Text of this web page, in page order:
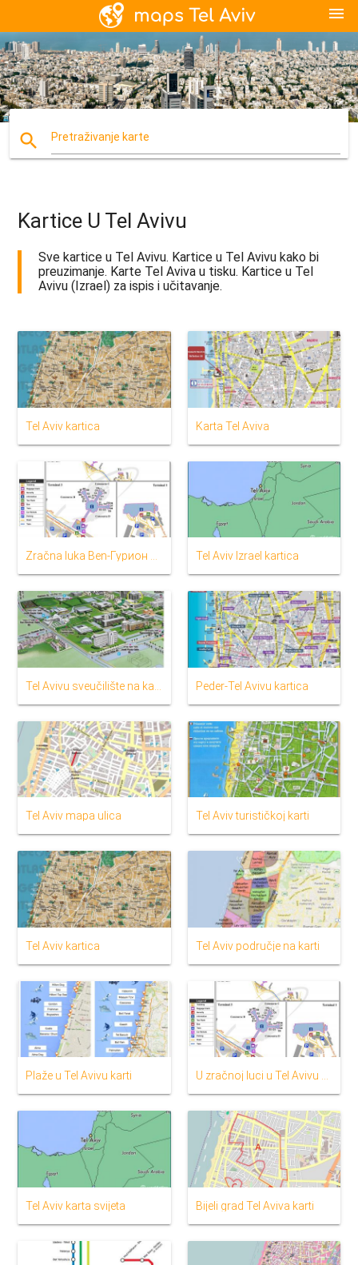
menu
search Pretraživanje karte
Kartice U Tel Avivu
Sve kartice u Tel Avivu. Kartice u Tel Avivu kako bi
preuzimanje. Karte Tel Aviva u tisku. Kartice u Tel
Avivu (Izrael) za ispis i učitavanje.
Tel Aviv kartica Karta Tel Aviva
Tel Aviv Izrael kartica
Peder-Tel Avivu kartica
Tel Aviv mapa ulica Tel Aviv turističkoj karti
Tel Aviv kartica Tel Aviv područje na karti
Plaže u Tel Avivu karti U zračnoj luci u Tel Avivu karti
Tel Aviv karta svijeta Bijeli grad Tel Aviva karti